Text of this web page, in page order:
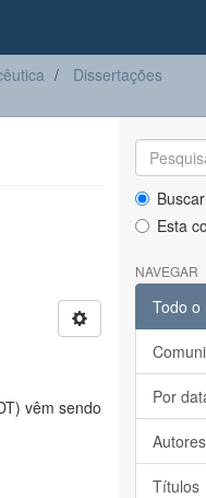
Dissertações
vêm sendo
Esta
NAVEGAR
Todo o
Por
Autores
Títulos